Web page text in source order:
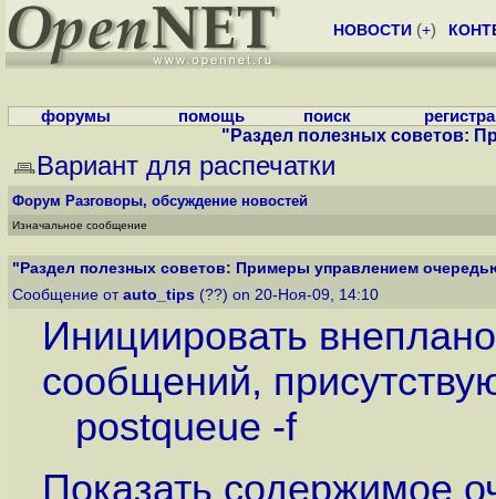
НОВОСТИ (+)
форумы помощь поиск
"Раздел полезных советов:
Вариант для распечатки
Форум Разговоры, обсуждение новостей
Изначальное сообщение
"Раздел полезных советов: Примеры управлением
Сообщение от auto_tips (??) on 20-Ноя-09, 14:10
Инициировать
сообщений,
postqueue -f
Показать содержимое